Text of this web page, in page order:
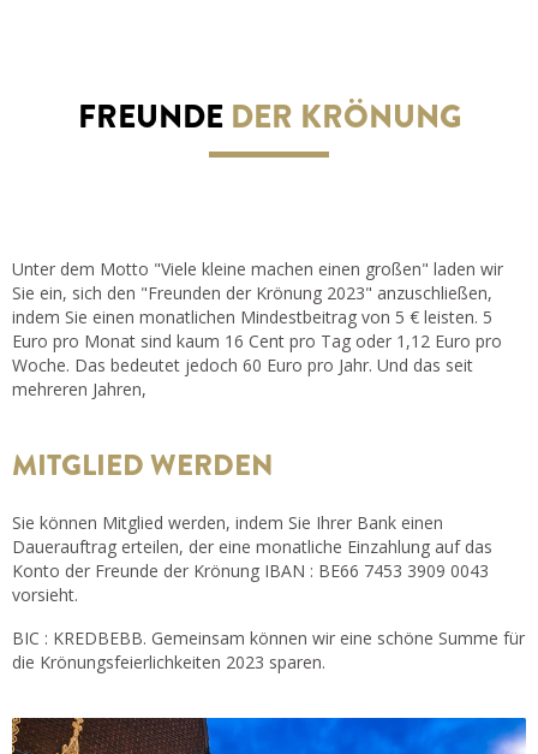
FREUNDEDER KRÖNUNG
Unter dem Motto "Viele kleine machen einen großen" laden wir
Sie ein, sich den "Freunden der Krönung 2023" anzuschließen,
indem Sie einen monatlichen Mindestbeitrag von 5 € leisten. 5
Euro pro Monat sind kaum 16 Cent pro Tag oder 1,12 Euro pro
Woche. Das bedeutet jedoch 60 Euro pro Jahr. Und das seit
mehreren Jahren,
MITGLIED WERDEN
Sie können Mitglied werden, indem Sie Ihrer Bank einen
Dauerauftrag erteilen, der eine monatliche Einzahlung auf das
Konto der Freunde der Krönung IBAN : BE66 7453 3909 0043
vorsieht.
BIC : KREDBEBB. Gemeinsam können wir eine schöne Summe für
die Krönungsfeierlichkeiten 2023 sparen.